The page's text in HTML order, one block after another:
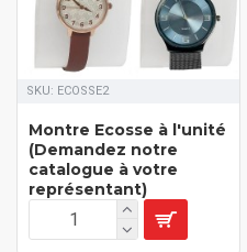
SKU: ECOSSE2
Montre Ecosse à l'unité
(Demandez notre
catalogue à votre
représentant)